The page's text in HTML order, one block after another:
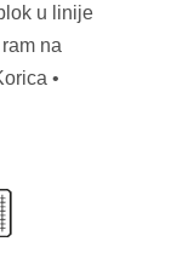
u linije
na
•